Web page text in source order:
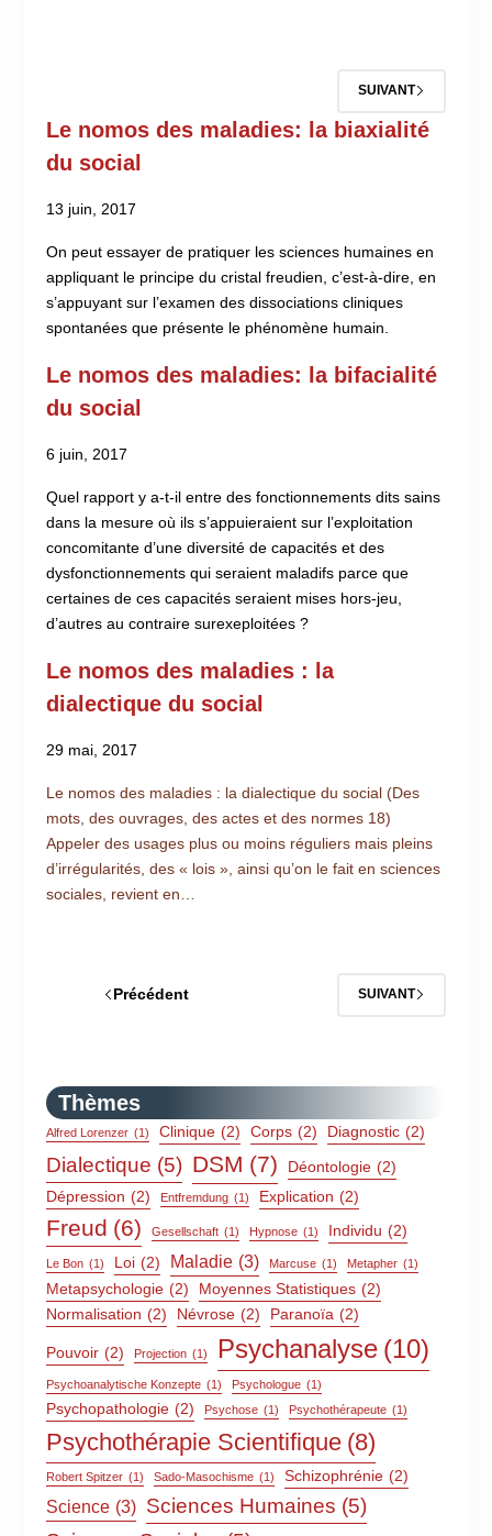
SUIVANT
Le nomos des maladies: la biaxialité
du social
13 juin, 2017
On peut essayer de pratiquer les sciences humaines en
appliquant le principe du cristal freudien, c’est-à-dire, en
s’appuyant sur l’examen des dissociations cliniques
spontanées que présente le phénomène humain.
Le nomos des maladies: la bifacialité
du social
6 juin, 2017
Quel rapport y a-t-il entre des fonctionnements dits sains
dans la mesure où ils s’appuieraient sur l’exploitation
concomitante d’une diversité de capacités et des
dysfonctionnements qui seraient maladifs parce que
certaines de ces capacités seraient mises hors-jeu,
d’autres au contraire surexeploitées ?
Le nomos des maladies : la
dialectique du social
29 mai, 2017
Le nomos des maladies : la dialectique du social (Des
mots, des ouvrages, des actes et des normes 18)
Appeler des usages plus ou moins réguliers mais pleins
d’irrégularités, des « lois », ainsi qu’on le fait en sciences
sociales, revient en…
Précédent SUIVANT
Thèmes
Alfred Lorenzer (1) Clinique (2) Corps (2) Diagnostic (2)
Dialectique (5) DSM (7) Déontologie (2)
Dépression (2) Entfremdung (1) Explication (2)
Freud (6) Gesellschaft (1) Hypnose (1) Individu (2)
Le Bon (1) Loi (2) Maladie (3) Marcuse (1) Metapher (1)
Metapsychologie (2) Moyennes Statistiques (2)
Normalisation (2) Névrose (2) Paranoïa (2)
Pouvoir (2) Projection (1) Psychanalyse (10)
Psychoanalytische Konzepte (1) Psychologue (1)
Psychopathologie (2) Psychose (1) Psychothérapeute (1)
Psychothérapie Scientifique (8)
Robert Spitzer (1) Sado-Masochisme (1) Schizophrénie (2)
Science (3) Sciences Humaines (5)